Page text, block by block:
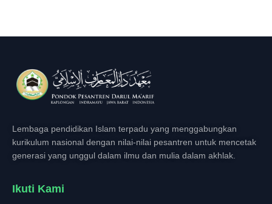
Lembaga pendidikan Islam terpadu yang menggabungkan
kurikulum nasional dengan nilai-nilai pesantren untuk mencetak
generasi yang unggul dalam ilmu dan mulia dalam akhlak.
Ikuti Kami